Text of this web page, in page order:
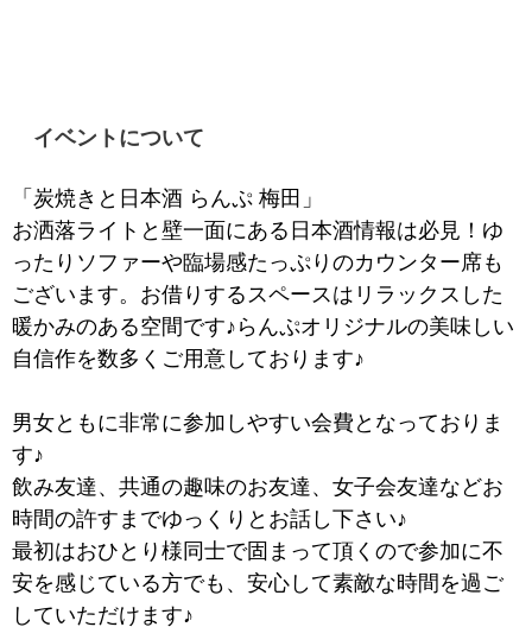
イベントについて
「 炭焼きと日本酒 らんぷ 梅田」
お洒落ライトと壁一面にある日本酒情報は必見！ゆ
ったりソファーや臨場感たっぷりのカウンター席も
ございます。お借りするスペースはリラックスした
暖かみのある空間です♪らんぷオリジナルの美味しい
自信作を数多くご用意しております♪
男女ともに非常に参加しやすい会費となっておりま
す♪
飲み友達、共通の趣味のお友達、女子会友達などお
時間の許すまでゆっくりとお話し下さい♪
最初はおひとり様同士で固まって頂くので参加に不
安を感じている方でも、安心して素敵な時間を過ご
していただけます♪